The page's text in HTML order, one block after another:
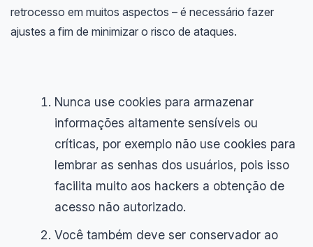
retrocesso em muitos aspectos – é necessário fazer
ajustes a fim de minimizar o risco de ataques.
Nunca use cookies para armazenar
informações altamente sensíveis ou
críticas, por exemplo não use cookies para
lembrar as senhas dos usuários, pois isso
facilita muito aos hackers a obtenção de
acesso não autorizado.
Você também deve ser conservador ao